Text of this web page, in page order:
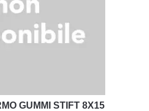
GUMMI STIFT 8X15